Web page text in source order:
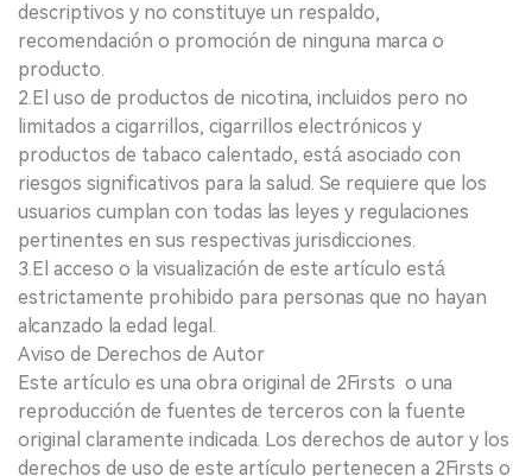
descriptivos y no constituye un respaldo,
recomendación o promoción de ninguna marca o
producto.
2.El uso de productos de nicotina, incluidos pero no
limitados a cigarrillos, cigarrillos electrónicos y
productos de tabaco calentado, está asociado con
riesgos significativos para la salud. Se requiere que los
usuarios cumplan con todas las leyes y regulaciones
pertinentes en sus respectivas jurisdicciones.
3.El acceso o la visualización de este artículo está
estrictamente prohibido para personas que no hayan
alcanzado la edad legal.
Aviso de Derechos de Autor
Este artículo es una obra original de 2Firsts o una
reproducción de fuentes de terceros con la fuente
original claramente indicada. Los derechos de autor y los
derechos de uso de este artículo pertenecen a 2Firsts o